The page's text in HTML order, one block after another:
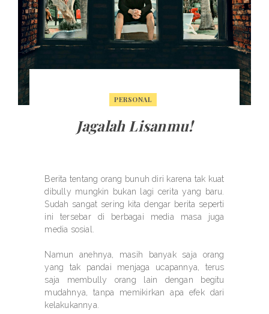
PERSONAL
Jagalah Lisanmu!
Berita tentang orang bunuh diri karena tak kuat
dibully mungkin bukan lagi cerita yang baru.
Sudah sangat sering kita dengar berita seperti
ini tersebar di berbagai media masa juga
media sosial.
Namun anehnya, masih banyak saja orang
yang tak pandai menjaga ucapannya, terus
saja membully orang lain dengan begitu
mudahnya, tanpa memikirkan apa efek dari
kelakukannya.